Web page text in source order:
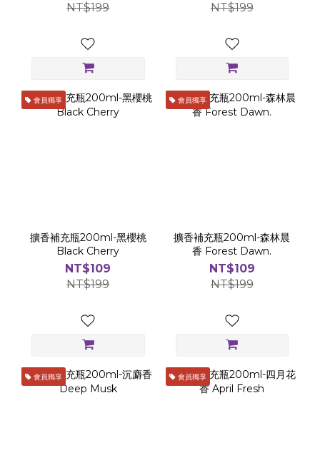
NT$199
NT$199
會員獨享
擴香補充瓶200ml-黑櫻桃
Black Cherry
NT$109
NT$199
會員獨享
擴香補充瓶200ml-森林晨
香 Forest Dawn.
NT$109
NT$199
會員獨享 會員獨享